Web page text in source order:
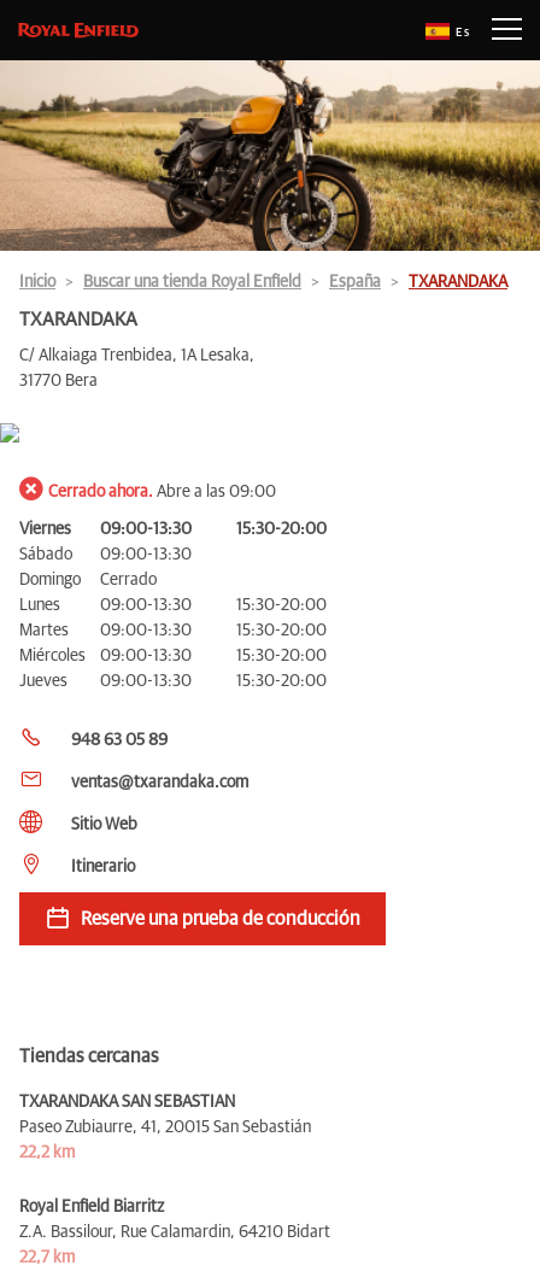
Es
Inicio Buscar una tienda Royal Enfield España TXARANDAKA
TXARANDAKA
C/ Alkaiaga Trenbidea, 1A Lesaka,
31770 Bera
Cerrado ahora. Abre a las 09:00
Viernes 09:00-13:30
15:30-20:00
Sábado
09:00-13:30
Domingo
Cerrado
Lunes
09:00-13:30
15:30-20:00
Martes
09:00-13:30
15:30-20:00
Miércoles
09:00-13:30
15:30-20:00
Jueves
09:00-13:30 15:30-20:00
948 63 05 89
ventas@txarandaka.com
Sitio Web
Itinerario
Reserve una prueba de conducción
Tiendas cercanas
TXARANDAKA SAN SEBASTIAN
Paseo Zubiaurre, 41, 20015 San Sebastián
22,2 km
Royal Enfield Biarritz
Z.A. Bassilour, Rue Calamardin, 64210 Bidart
22,7 km